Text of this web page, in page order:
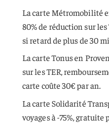
La carte Métromobilité
80% de réduction sur
si retard de plus de 30
La carte Tonus en
sur les TER,
carte coûte 30€ par an.
La carte Solidarité
voyages à -75%,